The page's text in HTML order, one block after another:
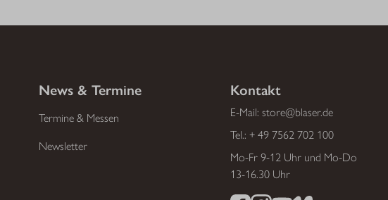
News & Termine
Termine & Messen
Newsletter
Kontakt
E-Mail: store@blaser.de
Tel.: + 49 7562 702 100
Mo-Fr 9-12 Uhr und Mo-Do
13-16.30 Uhr